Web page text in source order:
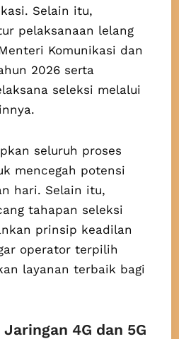
Selain itu,
pelaksanaan lelang
Komunikasi dan
2026 serta
seleksi melalui
seluruh proses
mencegah potensi
hari. Selain itu,
tahapan seleksi
prinsip keadilan
operator terpilih
layanan terbaik bagi
4G dan 5G